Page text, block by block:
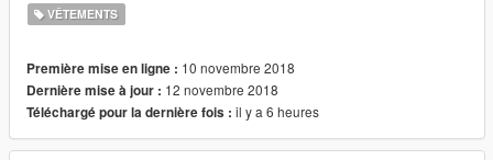
VÊTEMENTS
Première mise en ligne : 10 novembre 2018
Dernière mise à jour : 12 novembre 2018
Téléchargé pour la dernière fois : il y a 6 heures